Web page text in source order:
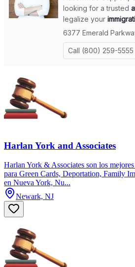
Harlan York and Associates
Harlan York & Associates son los
para Green Cards, Deportation, Family
en Nueva York, Nu...
Newark, NJ